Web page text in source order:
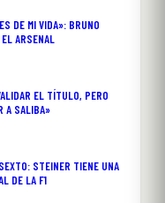
DE MI VIDA»: BRUNO
ARSENAL
EL TÍTULO, PERO
A SALIBA»
STEINER TIENE UNA
DE LA F1